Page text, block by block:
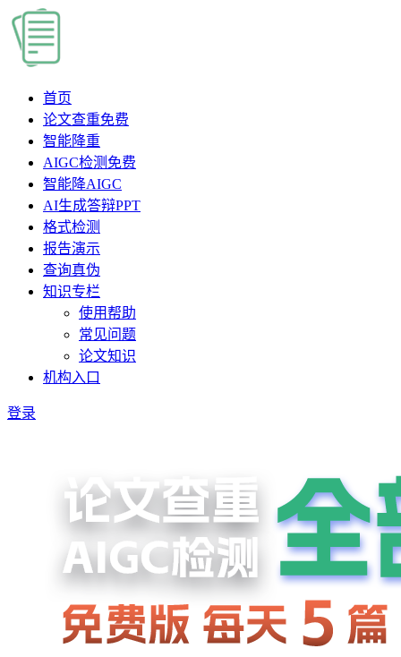
首页
论文查重免费
智能降重
AIGC检测 免费
智能降AIGC
AI生成答辩PPT
格式检测
报告演示
查询真伪
知识专栏
使用帮助
常见问题
论文知识
机构入口
登录